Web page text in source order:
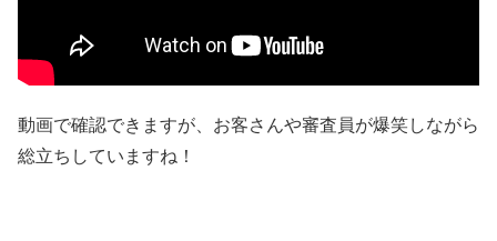
動画で確認できますが、お客さんや審査員が爆笑しながら
総立ちしていますね！